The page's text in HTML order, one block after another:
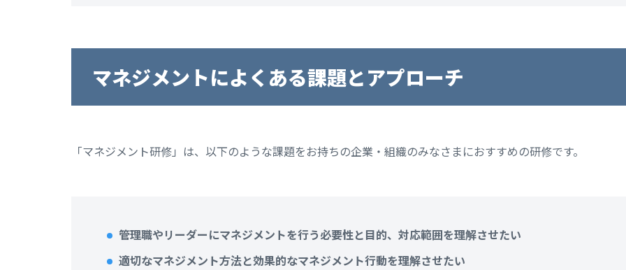
マネジメントによくある課題とアプローチ
「マネジメント研修」は、以下のような課題をお持ちの企業・組織のみなさまにおすすめの研修です。
管理職やリーダーにマネジメントを行う必要性と目的、対応範囲を理解させたい
適切なマネジメント方法と効果的なマネジメント行動を理解させたい